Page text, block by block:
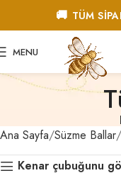
🚚 TÜM
MENU
Ana Sayfa Süzme Ballar
Kenar çubuğunu